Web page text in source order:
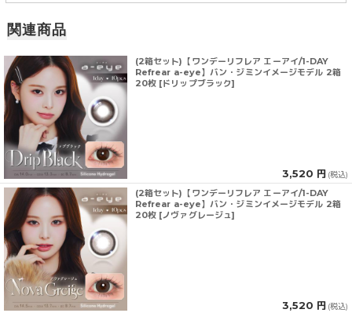
関連商品
(2箱セット)【ワンデーリフレア エーアイ/1-DAY
Refrear a-eye】バン・ジミンイメージモデル 2箱
20枚 [ドリップブラック]
3,520 円 (税込)
(2箱セット)【ワンデーリフレア エーアイ/1-DAY
Refrear a-eye】バン・ジミンイメージモデル 2箱
20枚 [ノヴァグレージュ]
3,520 円 (税込)